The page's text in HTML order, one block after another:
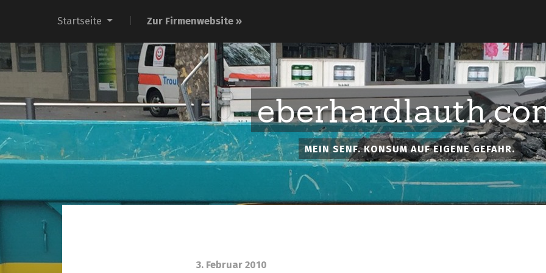
Startseite Zur Firmenwebsite »
MEIN SENF. KONSUM AUF EIGENE GEFAHR.
3. Februar 2010